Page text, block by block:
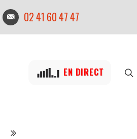
02 41 60 47 47
EN DIRECT